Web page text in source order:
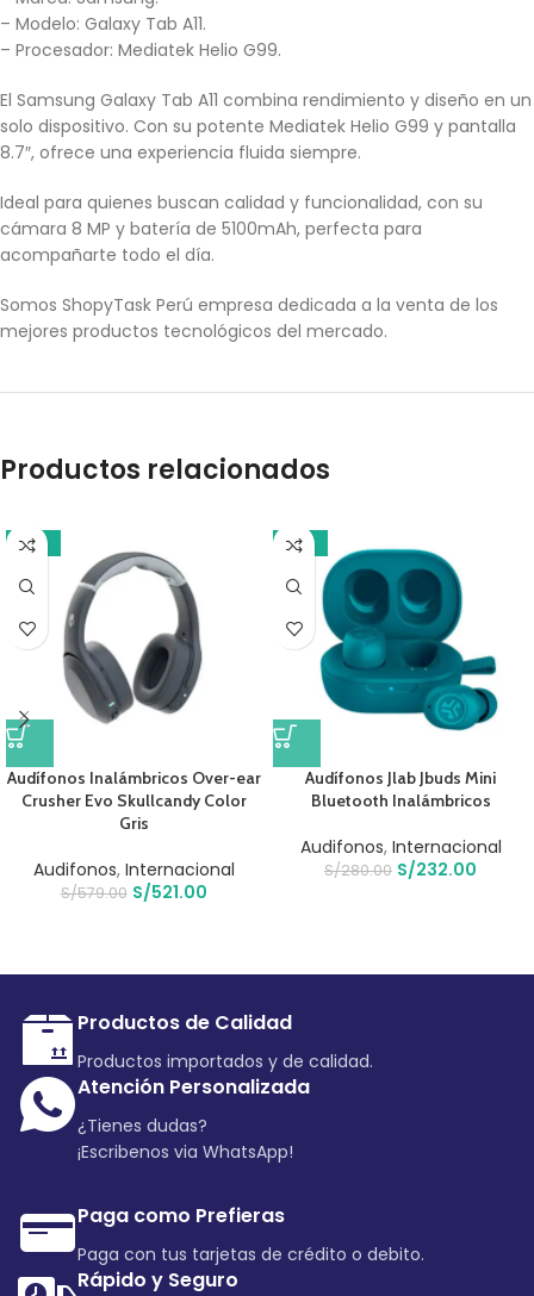
– Modelo: Galaxy Tab A11.
– Procesador: Mediatek Helio G99.
El Samsung Galaxy Tab A11 combina rendimiento y diseño en un
solo dispositivo. Con su potente Mediatek Helio G99 y pantalla
8.7″, ofrece una experiencia fluida siempre.
Ideal para quienes buscan calidad y funcionalidad, con su
cámara 8 MP y batería de 5100mAh, perfecta para
acompañarte todo el día.
Somos ShopyTask Perú empresa dedicada a la venta de los
mejores productos tecnológicos del mercado.
Productos relacionados
-10%
Audífonos Inalámbricos Over-ear
Crusher Evo Skullcandy Color
Gris
Audifonos, Internacional
S/579.00 S/521.00
-17%
Audífonos Jlab Jbuds Mini
Bluetooth Inalámbricos
Audifonos, Internacional
S/280.00 S/232.00
Productos de Calidad
Productos importados y de calidad.
Atención Personalizada
¿Tienes dudas?
¡Escribenos via WhatsApp!
Paga como Prefieras
Paga con tus tarjetas de crédito o debito.
Rápido y Seguro